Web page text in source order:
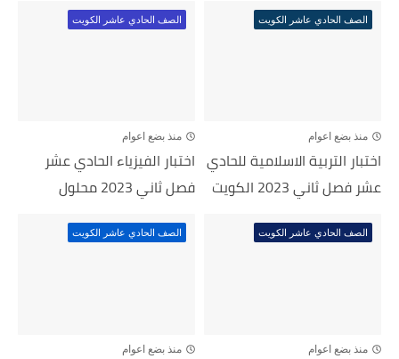
الصف الحادي عاشر الكويت
منذ بضع اعوام
اختبار التربية الاسلامية للحادي
عشر فصل ثاني 2023 الكويت
الصف الحادي عاشر الكويت
منذ بضع اعوام
اختبار الفيزياء الحادي عشر
فصل ثاني 2023 محلول
الصف الحادي عاشر الكويت
منذ بضع اعوام
الصف الحادي عاشر الكويت
منذ بضع اعوام